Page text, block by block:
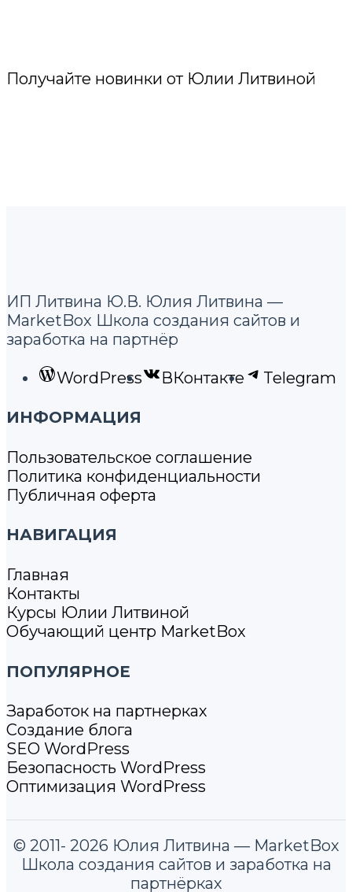
Получайте новинки от Юлии Литвиной
ИП Литвина Ю.В. Юлия Литвина —
MarketBox Школа создания сайтов и
заработка на партнёр
WordPress ВКонтакте Telegram
ИНФОРМАЦИЯ
Пользовательское соглашение
Политика конфиденциальности
Публичная оферта
НАВИГАЦИЯ
Главная
Контакты
Курсы Юлии Литвиной
Обучающий центр MarketBox
ПОПУЛЯРНОЕ
Заработок на партнерках
Создание блога
SEO WordPress
Безопасность WordPress
Оптимизация WordPress
© 2011- 2026 Юлия Литвина — MarketBox
Школа создания сайтов и заработка на
партнёрках